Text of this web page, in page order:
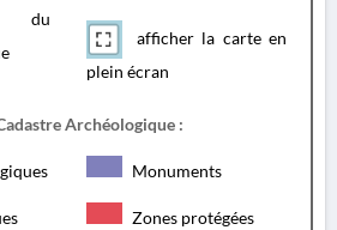
du
afficher la carte en
plein écran
Archéologique :
Monuments
Zones protégées